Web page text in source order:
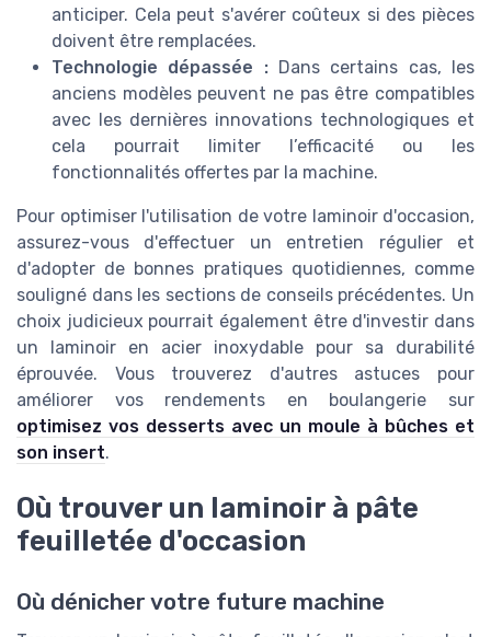
anticiper. Cela peut s'avérer coûteux si des pièces
doivent être remplacées.
Technologie dépassée :Dans certains cas, les
anciens modèles peuvent ne pas être compatibles
avec les dernières innovations technologiques et
cela pourrait limiter l’efficacité ou les
fonctionnalités offertes par la machine.
Pour optimiser l'utilisation de votre laminoir d'occasion,
assurez-vous d'effectuer un entretien régulier et
d'adopter de bonnes pratiques quotidiennes, comme
souligné dans les sections de conseils précédentes. Un
choix judicieux pourrait également être d'investir dans
un laminoir en acier inoxydable pour sa durabilité
éprouvée. Vous trouverez d'autres astuces pour
améliorer vos rendements en boulangerie sur
optimisez vos desserts avec un moule à bûches et
son insert.
Où trouver un laminoir à pâte
feuilletée d'occasion
Où dénicher votre future machine